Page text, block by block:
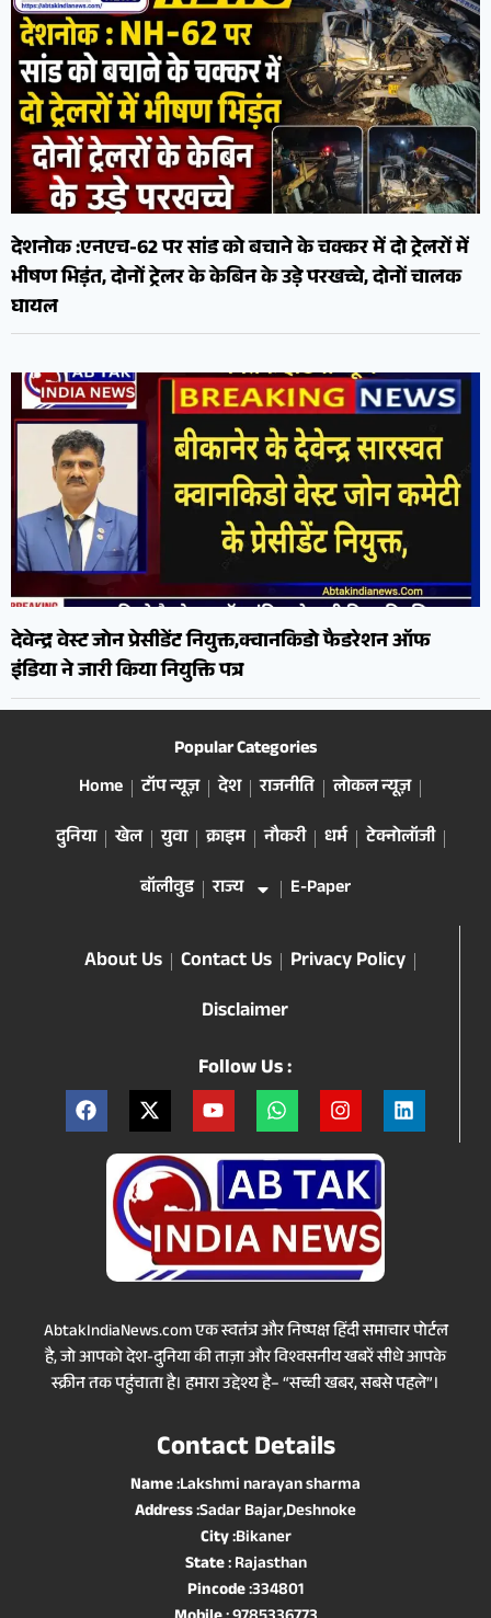
देशनोक :एनएच-62 पर सांड को बचाने के चक्कर में दो ट्रेलरों में
भीषण भिड़ंत, दोनों ट्रेलर के केबिन के उड़े परखच्चे, दोनों चालक
घायल
देवेन्द्र वेस्ट जोन प्रेसीडेंट नियुक्त,क्वानकिडो फैडरेशन ऑफ
इंडिया ने जारी किया नियुक्ति पत्र
Popular Categories
Home
टॉप न्यूज़ देश राजनीति
लोकल न्यूज़
दुनिया
खेल युवा क्राइम नौकरी धर्म
टेक्नोलॉजी
बॉलीवुड
राज्य E-Paper
About Us Contact Us
Privacy Policy
Disclaimer
Follow Us :
AbtakIndiaNews.com एक स्वतंत्र और निष्पक्ष हिंदी समाचार पोर्टल
है, जो आपको देश-दुनिया की ताज़ा और विश्वसनीय खबरें सीधे आपके
स्क्रीन तक पहुंचाता है। हमारा उद्देश्य है– “सच्ची खबर, सबसे पहले”।
Contact Details
Name:Lakshmi narayan sharma
Address:Sadar Bajar,Deshnoke
City:Bikaner
State: Rajasthan
Pincode:334801